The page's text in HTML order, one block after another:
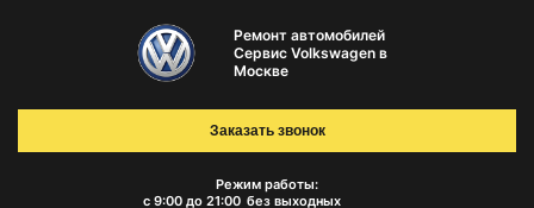
Ремонт автомобилей
Сервис Volkswagen в
Москве
Режим работы:
с 9:00 до 21:00 без выходных
Заказать звонок